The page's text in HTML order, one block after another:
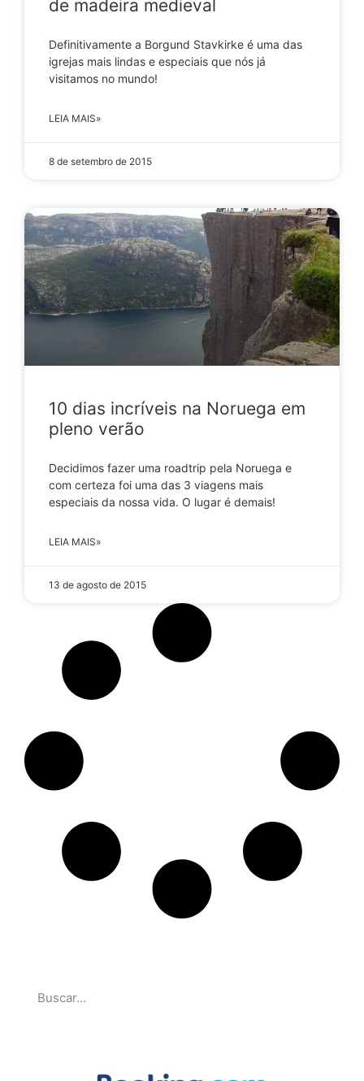
de madeira medieval
Definitivamente a Borgund Stavkirke é uma das
igrejas mais lindas e especiais que nós já
visitamos no mundo!
LEIA MAIS»
8 de setembro de 2015
10 dias incríveis na Noruega em
pleno verão
Decidimos fazer uma roadtrip pela Noruega e
com certeza foi uma das 3 viagens mais
especiais da nossa vida. O lugar é demais!
LEIA MAIS»
13 de agosto de 2015